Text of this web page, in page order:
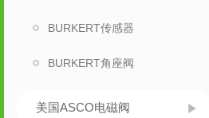
BURKERT传感器
BURKERT角座阀
美国ASCO电磁阀